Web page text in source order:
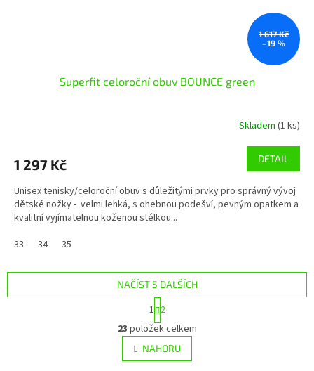
1 617 Kč
–19 %
Superfit celoroční obuv BOUNCE green
Skladem (1 ks)
1 297 Kč DETAIL
Unisex tenisky/celoroční obuv s důležitými prvky pro správný vývoj
dětské nožky - velmi lehká, s ohebnou podešví, pevným opatkem a
kvalitní vyjímatelnou koženou stélkou...
33
34 35
O
v
l
á
NAČÍST 5 DALŠÍCH
t
r
á
n
k
1 2
23 položek celkem
NAHORU